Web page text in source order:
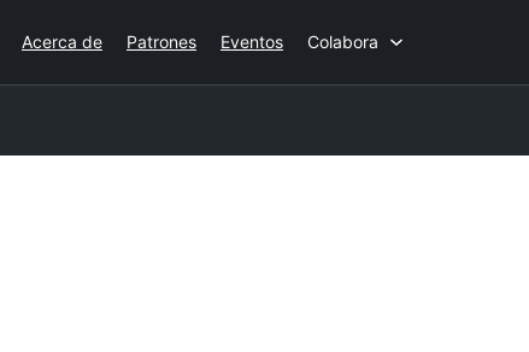
Acerca de Patrones Eventos Colabora